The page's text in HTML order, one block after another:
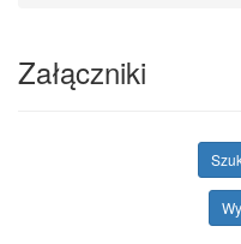
Załączniki